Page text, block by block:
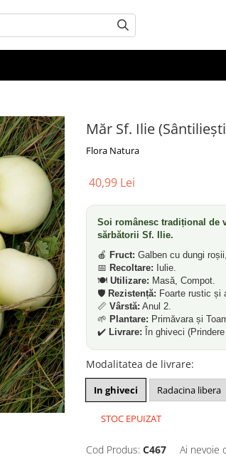
Măr Sf. Ilie
Flora Natura
40,99 Lei
Soi românesc tradițional de
sărbătorii Sf. Ilie.
🍎 Fruct: Galben cu dungi
📅 Recoltare: Iulie.
🍽️ Utilizare: Masă, Compot.
🛡️ Rezistență: Foarte rustic și
📏 Vârstă: Anul 2.
🌱 Plantare: Primăvara și
✔️ Livrare: În ghiveci
Modalitatea de livrare:
In ghiveci Radacina libera
STOC EPUIZAT
Cod Produs: C467 Ai nevoie